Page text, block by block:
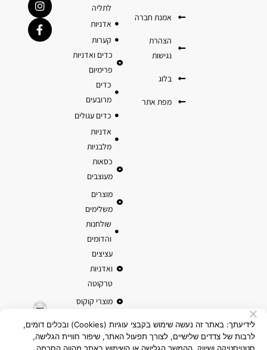
לתליה
אדניות
קערות
כדים ואדניות
פרימיום
כדים
מרובעים
כדים עגולים
אדניות
מלבניות
כסאות
מעוצבים
מוצרים
משלימים
שולחנות
והדומים
עציצים
ואדניות
טרקוטה
מוצרי קוקוס
אמנת חברה
הצהרת
נגישות
בלוג
מפת אתר
לידיעתך: באתר זה נעשה שימוש בקבצי עוגיות (Cookies) ובכלים דומים,
לרבות של צדדים שלישיים, לצורך תפעול האתר, שיפור חוויית הגלישה,